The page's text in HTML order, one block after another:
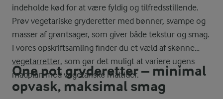
indeholde kød for at være fyldig og tilfredsstillende.
Prøv vegetariske gryderetter med bønner, svampe og
masser af grøntsager, som giver både tekstur og smag.
I vores opskriftsamling finder du et væld af skønne
vegetarretter, som gør det muligt at variere ugens
madplan med vegetariske måltider.
One pot gryderetter – minimal
opvask, maksimal smag